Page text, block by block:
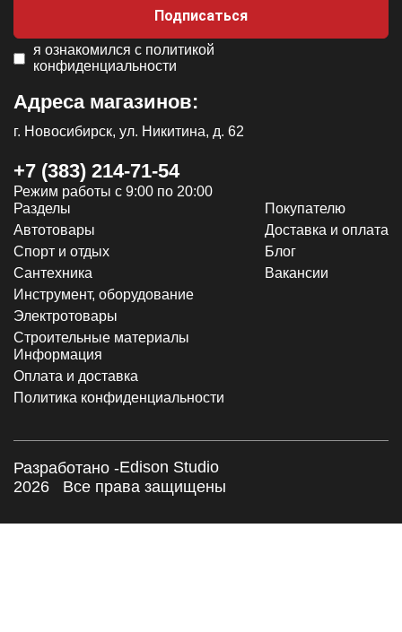
Подписаться
я ознакомился с политикой
конфиденциальности
+7 (383) 214-71-54
Режим работы с 9:00 по 20:00
Адреса магазинов:
г. Новосибирск, ул. Никитина, д. 62
Разделы
Автотовары
Спорт и отдых
Сантехника
Инструмент, оборудование
Электротовары
Строительные материалы
Покупателю
Доставка и оплата
Блог
Вакансии
Информация
Оплата и доставка
Политика конфиденциальности
2026 Все права защищены
Разработано -Edison Studio